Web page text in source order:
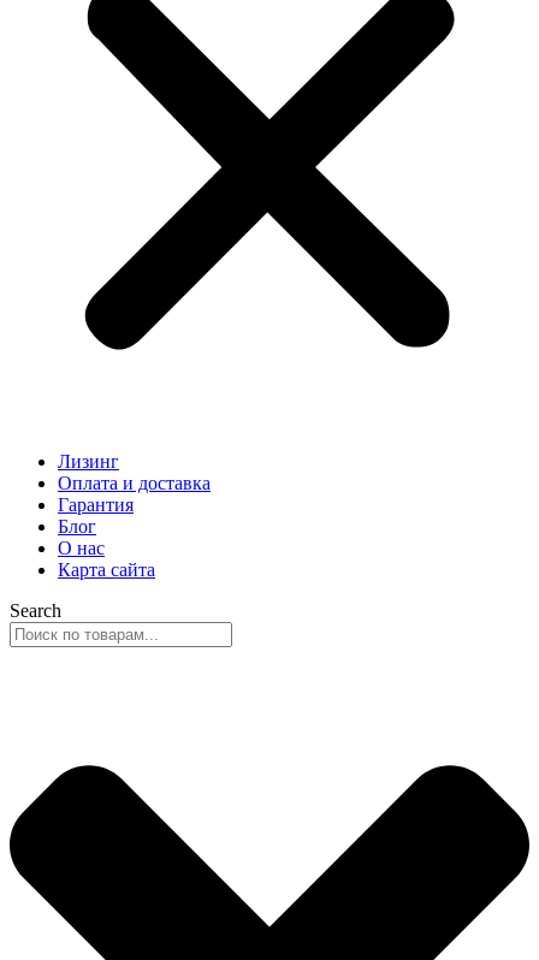
Лизинг
Оплата и доставка
Гарантия
Блог
О нас
Карта сайта
Search